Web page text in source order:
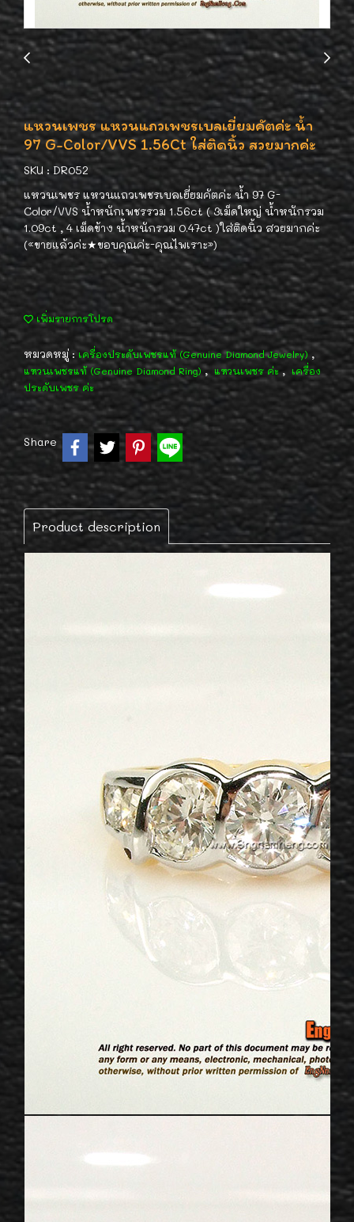
แหวนเพชร แหวนแถวเพชรเบลเยี่ยมคัตค่ะ น้ำ
97 G-Color/VVS 1.56Ct ใส่ติดนิ้ว สวยมากค่ะ
SKU : DR052
แหวนเพชร แหวนแถวเพชรเบลเยี่ยมคัตค่ะ น้ำ 97 G-
Color/VVS น้ำหนักเพชรรวม 1.56ct ( 3เม็ดใหญ่ น้ำหนักรวม
1.09ct , 4 เม็ดข้าง น้ำหนักรวม 0.47ct )ใส่ติดนิ้ว สวยมากค่ะ
(«ขายแล้วค่ะ★ขอบคุณค่ะ-คุณไพเราะ»)
เพิ่มรายการโปรด
หมวดหมู่ : เครื่องประดับเพชรแท้ (Genuine Diamond Jewelry) ,
แหวนเพชรแท้ (Genuine Diamond Ring), แหวนเพชร ค่ะ , เครื่อง
ประดับเพชร ค่ะ
Share
Product description